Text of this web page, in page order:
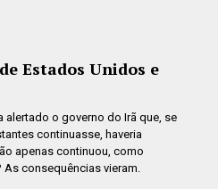
Estados Unidos e
alertado o governo do Irã que, se
continuasse, haveria
apenas continuou, como
As consequências vieram.